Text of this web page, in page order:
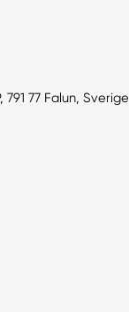
77 Falun, Sverige